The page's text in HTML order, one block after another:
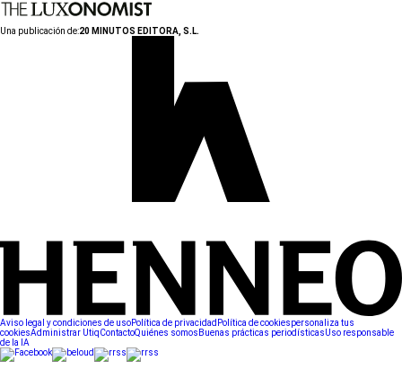
Una publicación de:20 MINUTOS EDITORA, S.L.
Aviso legal y condiciones de usoPolítica de privacidad Política de cookiespersonaliza tus
cookiesAdministrar UtiqContactoQuiénes somos Buenas prácticas periodísticasUso responsable
de la IA